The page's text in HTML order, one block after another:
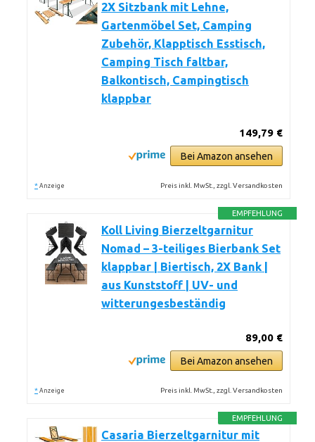
2X Sitzbank mit Lehne,
Gartenmöbel Set, Camping
Zubehör, Klapptisch Esstisch,
Camping Tisch faltbar,
Balkontisch, Campingtisch
klappbar
149,79 €
Bei Amazon ansehen
* Anzeige Preis inkl. MwSt., zzgl. Versandkosten
EMPFEHLUNG
Koll Living Bierzeltgarnitur
Nomad – 3-teiliges Bierbank Set
klappbar | Biertisch, 2X Bank |
aus Kunststoff | UV- und
witterungesbeständig
89,00 €
Bei Amazon ansehen
* Anzeige Preis inkl. MwSt., zzgl. Versandkosten
EMPFEHLUNG
Casaria Bierzeltgarnitur mit